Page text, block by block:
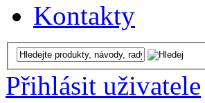
Kontakty
Přihlásit uživatele